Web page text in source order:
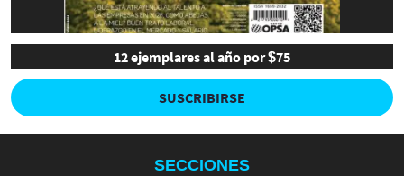
12 ejemplares al año por $75
SUSCRIBIRSE
SECCIONES